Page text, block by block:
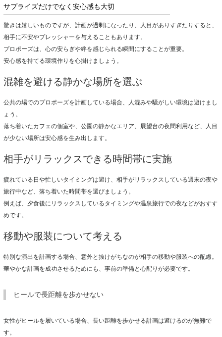
サプライズだけでなく安心感も大切
驚きは嬉しいものですが、計画が過剰になったり、人目がありすぎたりすると、
相手に不安やプレッシャーを与えることもあります。
プロポーズは、心の安らぎや絆を感じられる瞬間にすることが重要。
安心感を持てる環境作りを心掛けましょう。
混雑を避ける静かな場所を選ぶ
公共の場でのプロポーズを計画している場合、人混みや騒がしい環境は避けまし
ょう。
落ち着いたカフェの個室や、公園の静かなエリア、展望台の夜間利用など、人目
が少ない場所は安心感を生み出します。
相手がリラックスできる時間帯に実施
疲れている日や忙しいタイミングは避け、相手がリラックスしている週末の夜や
旅行中など、落ち着いた時間帯を選びましょう。
例えば、夕食後にリラックスしているタイミングや温泉旅行での夜などがおすす
めです。
移動や服装について考える
特別な演出を計画する場合、意外と抜けがちなのが相手の移動や服装への配慮。
華やかな計画を成功させるためにも、事前の準備と心配りが必要です。
ヒールで長距離を歩かせない
女性がヒールを履いている場合、長い距離を歩かせる計画は避けるのが無難で
す。